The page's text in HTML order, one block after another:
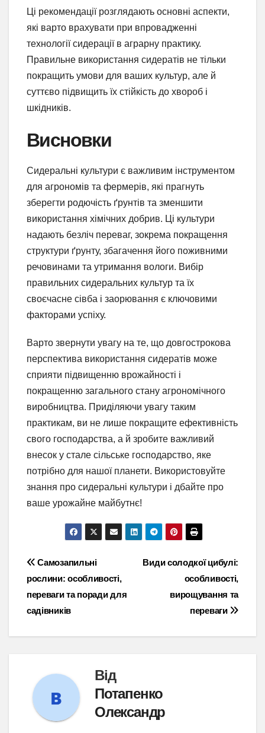
Ці рекомендації розглядають основні аспекти,
які варто врахувати при впровадженні
технології сидерації в аграрну практику.
Правильне використання сидератів не тільки
покращить умови для ваших культур, але й
суттєво підвищить їх стійкість до хвороб і
шкідників.
Висновки
Сидеральні культури є важливим інструментом
для агрономів та фермерів, які прагнуть
зберегти родючість ґрунтів та зменшити
використання хімічних добрив. Ці культури
надають безліч переваг, зокрема покращення
структури ґрунту, збагачення його поживними
речовинами та утримання вологи. Вибір
правильних сидеральних культур та їх
своєчасне сівба і заорювання є ключовими
факторами успіху.
Варто звернути увагу на те, що довгострокова
перспектива використання сидератів може
сприяти підвищенню врожайності і
покращенню загального стану агрономічного
виробництва. Приділяючи увагу таким
практикам, ви не лише покращите ефективність
свого господарства, а й зробите важливий
внесок у стале сільське господарство, яке
потрібно для нашої планети. Використовуйте
знання про сидеральні культури і дбайте про
ваше урожайне майбутнє!
Навігація
записів
Види солодкої цибулі:
особливості,
вирощування та
переваги
Самозапильні
рослини: особливості,
переваги та поради для
садівників
Від
Потапенко
Олександр